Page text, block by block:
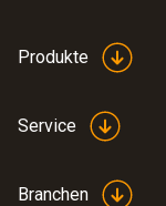
Produkte
Service
Branchen